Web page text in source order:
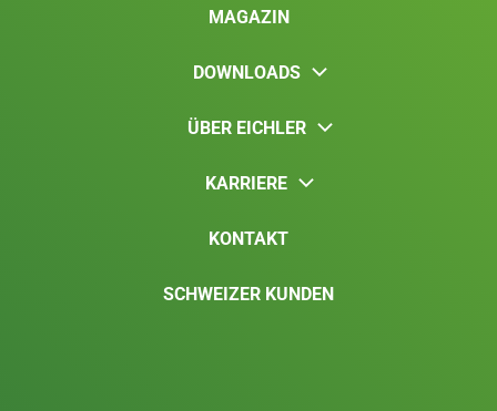
MAGAZIN
DOWNLOADS
ÜBER EICHLER
KARRIERE
KONTAKT
SCHWEIZER KUNDEN